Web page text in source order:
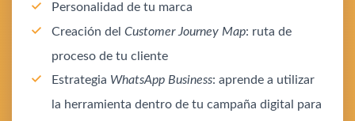
Personalidad de tu marca
Creación del Customer Journey Map: ruta de
proceso de tu cliente
Estrategia WhatsApp Business: aprende a utilizar
la herramienta dentro de tu campaña digital para